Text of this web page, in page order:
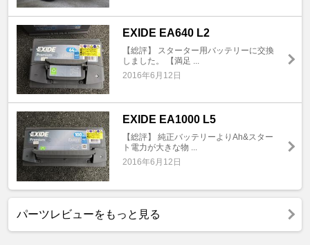
EXIDE EA640 L2
【総評】 スターター用バッテリーに交換
しました。 【満足 ...
2016年6月12日
EXIDE EA1000 L5
【総評】 純正バッテリーよりAh&スター
ト電力が大きな物 ...
2016年6月12日
パーツレビューをもっと見る